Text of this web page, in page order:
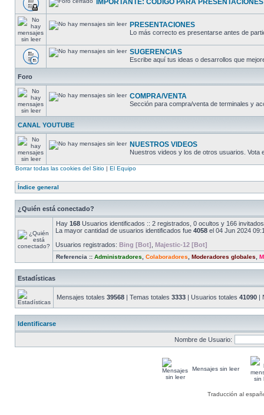
IMPORTANTE: CÓDIGO PARA PRESENTACIONES
PRESENTACIONES
Lo más correcto es presentarse antes de
SUGERENCIAS
Escribe aquí tus ideas o desarrollos que
Foro
COMPRA/VENTA
Sección para compra/venta de terminales y
CANAL YOUTUBE
NUESTROS VIDEOS
Nuestros videos y los de otros usuarios. Vota
Borrar todas las cookies del Sitio | El Equipo
Índice general
¿Quién está conectado?
Hay 168 Usuarios identificados :: 2 registrados, 0 ocultos y 166
La mayor cantidad de usuarios identificados fue 4058 el 04 Jun 2024
Usuarios registrados: Bing [Bot] Majestic-12 [Bot]
Referencia :: Administradores Colaboradores Moderadores globales
Estadísticas
Mensajes totales 39568 | Temas totales 3333 | Usuarios totales 41090 |
Identificarse
Nombre de Usuario:
Mensajes sin leer
Traducción al